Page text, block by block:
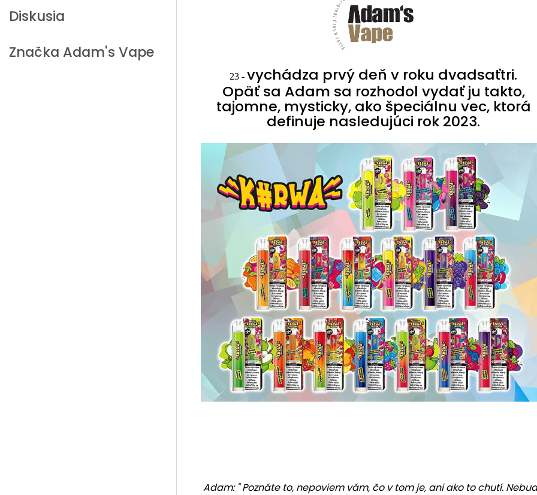
Diskusia
Značka Adam's Vape
23 -vychádza prvý deň v roku dvadsaťtri.
Opäť sa Adam sa rozhodol vydať ju takto,
tajomne, mysticky, ako špeciálnu vec, ktorá
definuje nasledujúci rok 2023.
Adam: "Poznáte to, nepoviem vám, čo v tom je, ani ako to chutí.